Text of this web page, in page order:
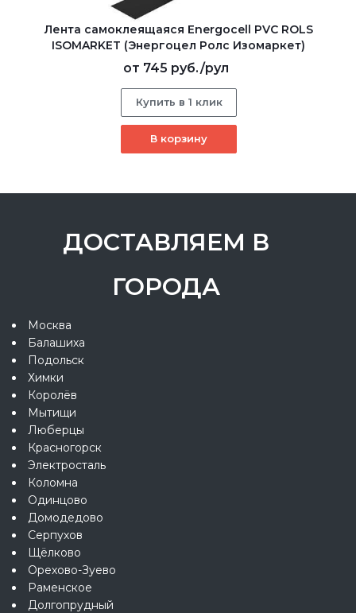
Лента самоклеящаяся Energocell PVC ROLS
ISOMARKET (Энергоцел Ролс Изомаркет)
от 745 руб./рул
Купить в 1 клик
В корзину
ДОСТАВЛЯЕМ В
ГОРОДА
Москва
Балашиха
Подольск
Химки
Королёв
Мытищи
Люберцы
Красногорск
Электросталь
Коломна
Одинцово
Домодедово
Серпухов
Щёлково
Орехово-Зуево
Раменское
Долгопрудный